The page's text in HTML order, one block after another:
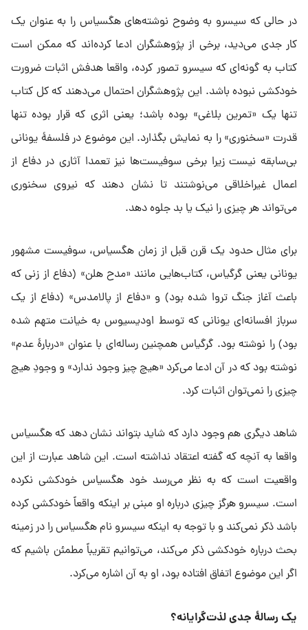
در حالی که سیسرو به وضوح نوشته‌های هگسیاس را به عنوان یک
کار جدی می‌دید، برخی از پژوهشگران ادعا کرده‌اند که ممکن است
کتاب به گونه‌ای که سیسرو تصور کرده، واقعا هدفش اثبات ضرورت
خودکشی نبوده باشد. این پژوهشگران احتمال می‌دهند که کل کتاب
تنها یک «تمرین بلاغی» بوده باشد؛ یعنی اثری که قرار بوده تنها
قدرت «سخنوری» را به نمایش بگذارد. این موضوع در فلسفۀ یونانی
بی‌سابقه نیست زیرا برخی سوفیست‌ها نیز تعمدا آثاری در دفاع از
اعمال غیراخلاقی می‌نوشتند تا نشان دهند که نیروی سخنوری
می‌تواند هر چیزی را نیک یا بد جلوه دهد.
برای مثال حدود یک قرن قبل از زمان هگسیاس، سوفیست مشهور
یونانی یعنی گرگیاس، کتاب‌هایی مانند «مدح هلن» (دفاع از زنی که
باعث آغاز جنگ تروا شده بود) و «دفاع از پالامدس» (دفاع از یک
سرباز افسانه‌ای یونانی که توسط اودیسیوس به خیانت متهم شده
بود) را نوشته بود. گرگیاس همچنین رساله‌ای با عنوان «دربارۀ عدم»
نوشته بود که در آن ادعا می‌کرد «هیچ چیز وجود ندارد» و وجودِ هیچ
چیزی را نمی‌توان اثبات کرد.
شاهد دیگری هم وجود دارد که شاید بتواند نشان دهد که هگسیاس
واقعا به آنچه که گفته اعتقاد نداشته است. این شاهد عبارت از این
واقعیت است که به نظر می‌رسد خود هگسیاس خودکشی نکرده
است. سیسرو هرگز چیزی درباره او مبنی بر اینکه واقعاً خودکشی کرده
باشد ذکر نمی‌کند و با توجه به اینکه سیسرو نام هگسیاس را در زمینه
بحث درباره خودکشی ذکر می‌کند، می‌توانیم تقریباً مطمئن باشیم که
اگر این موضوع اتفاق افتاده بود، او به آن اشاره می‌کرد.
یک رسالۀ جدی لذت‌گرایانه؟